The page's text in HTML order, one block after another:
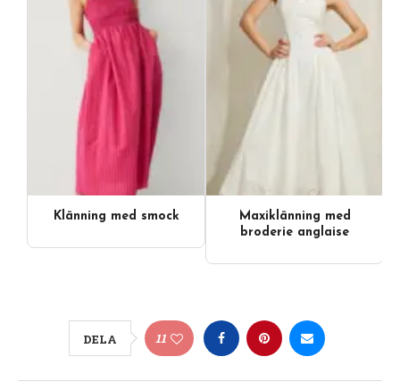
Klänning med smock
Maxiklänning med
broderie anglaise
DELA 11